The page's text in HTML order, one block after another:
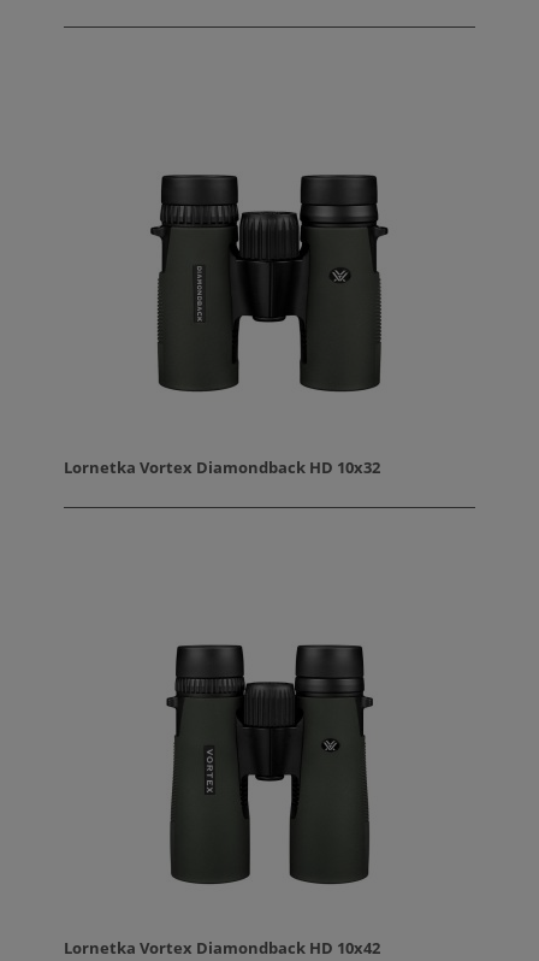
Lornetka Vortex Diamondback HD 10x32
Lornetka Vortex Diamondback HD 10x42